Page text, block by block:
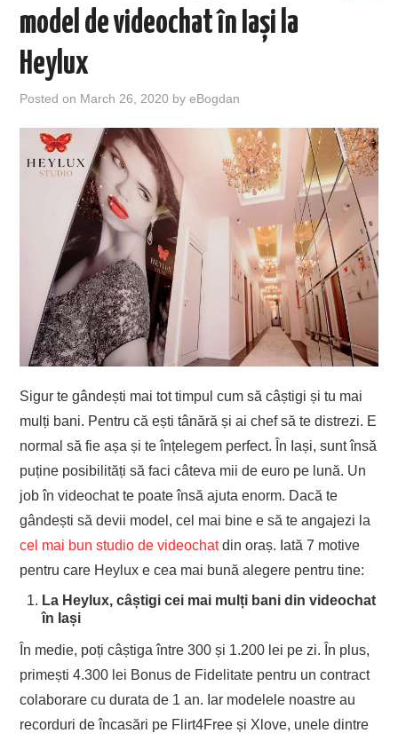
model de videochat în Iași la
Heylux
Posted on March 26, 2020 byeBogdan
Sigur te gândești mai tot timpul cum să câștigi și tu mai
mulți bani. Pentru că ești tânără și ai chef să te distrezi. E
normal să fie așa și te înțelegem perfect. În Iași, sunt însă
puține posibilități să faci câteva mii de euro pe lună. Un
job în videochat te poate însă ajuta enorm. Dacă te
gândești să devii model, cel mai bine e să te angajezi la
cel mai bun studio de videochatdin oraș. Iată 7 motive
pentru care Heylux e cea mai bună alegere pentru tine:
La Heylux, câștigi cei mai mulți bani din videochat
în Iași
În medie, poți câștiga între 300 și 1.200 lei pe zi. În plus,
primești 4.300 lei Bonus de Fidelitate pentru un contract
colaborare cu durata de 1 an. Iar modelele noastre au
recorduri de încasări pe Flirt4Free și Xlove, unele dintre